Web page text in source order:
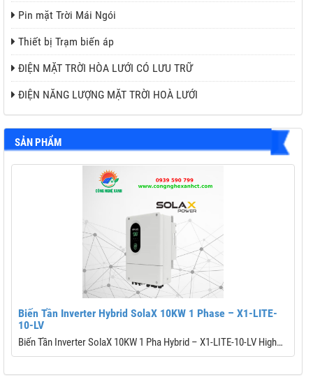
Pin mặt Trời Mái Ngói
Thiết bị Trạm biến áp
ĐIỆN MẶT TRỜI HÒA LƯỚI CÓ LƯU TRỮ
ĐIỆN NĂNG LƯỢNG MẶT TRỜI HOÀ LƯỚI
SẢN PHẨM
Biến Tần Inverter Hybrid SolaX 10KW 1 Phase – X1-LITE-
10-LV
Biến Tần Inverter SolaX 10KW 1 Pha Hybrid – X1-LITE-10-LV High
Performance
Thương hiệu: Solax Power